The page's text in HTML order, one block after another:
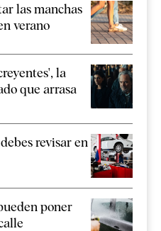
las manchas
verano
la
que arrasa
revisar en
poner